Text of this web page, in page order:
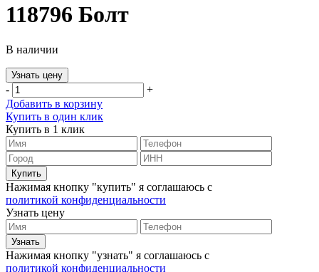
118796 Болт
В наличии
Узнать цену
-
+
Добавить в корзину
Купить в один клик
Купить в 1 клик
Нажимая кнопку "купить" я соглашаюсь с
политикой конфиденциальности
Узнать цену
Нажимая кнопку "узнать" я соглашаюсь с
политикой конфиденциальности